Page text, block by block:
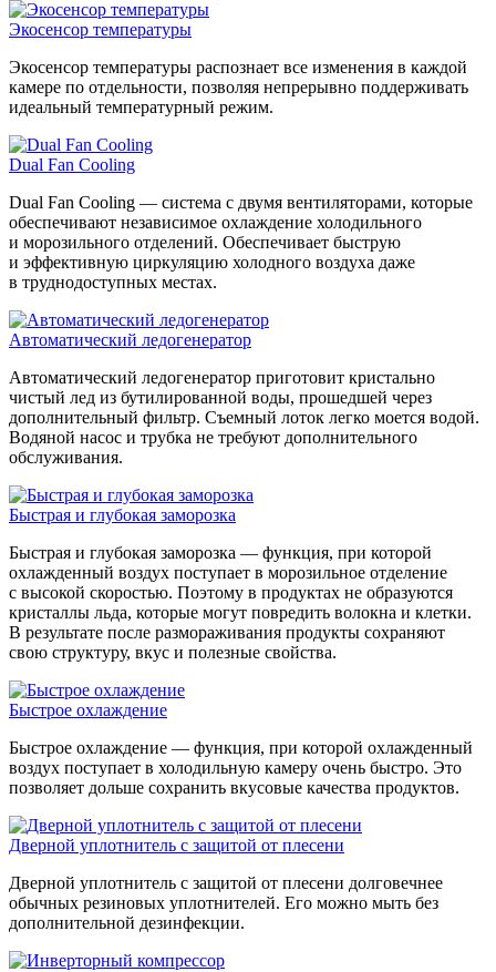
Экосенсор температуры
Экосенсор температуры распознает все изменения в каждой
камере по отдельности, позволяя непрерывно поддерживать
идеальный температурный режим.
Dual Fan Cooling
Dual Fan Cooling — система с двумя вентиляторами, которые
обеспечивают независимое охлаждение холодильного
и морозильного отделений. Обеспечивает быструю
и эффективную циркуляцию холодного воздуха даже
в труднодоступных местах.
Автоматический ледогенератор
Автоматический ледогенератор приготовит кристально
чистый лед из бутилированной воды, прошедшей через
дополнительный фильтр. Съемный лоток легко моется водой.
Водяной насос и трубка не требуют дополнительного
обслуживания.
Быстрая и глубокая заморозка
Быстрая и глубокая заморозка — функция, при которой
охлажденный воздух поступает в морозильное отделение
с высокой скоростью. Поэтому в продуктах не образуются
кристаллы льда, которые могут повредить волокна и клетки.
В результате после размораживания продукты сохраняют
свою структуру, вкус и полезные свойства.
Быстрое охлаждение
Быстрое охлаждение — функция, при которой охлажденный
воздух поступает в холодильную камеру очень быстро. Это
позволяет дольше сохранить вкусовые качества продуктов.
Дверной уплотнитель с защитой от плесени
Дверной уплотнитель с защитой от плесени долговечнее
обычных резиновых уплотнителей. Его можно мыть без
дополнительной дезинфекции.